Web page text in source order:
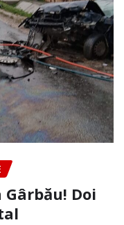
Gârbău! Doi